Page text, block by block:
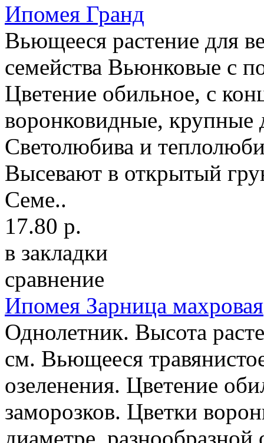
Ипомея Гранд
Вьющееся растение для
семейства Вьюнковые с
Цветение обильное, с
воронковидные, крупные
Светолюбива и
Высевают в открытый
Семе..
17.80 р.
в закладки
сравнение
Ипомея Зарница махровая
Однолетник. Высота
см. Вьющееся
озеленения. Цветение
заморозков. Цветки
диаметре,